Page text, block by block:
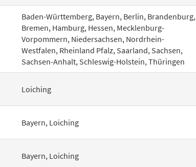
Baden-Württemberg, Bayern, Berlin, Brandenburg,
Bremen, Hamburg, Hessen, Mecklenburg-
Vorpommern, Niedersachsen, Nordrhein-
Westfalen, Rheinland Pfalz, Saarland, Sachsen,
Sachsen-Anhalt, Schleswig-Holstein, Thüringen
Loiching
Bayern, Loiching
Bayern, Loiching